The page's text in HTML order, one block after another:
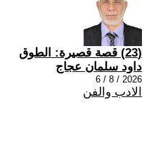
(23) قصة قصيرة: الطوق
داود سلمان عجاج
2026 / 8 / 6
الادب والفن